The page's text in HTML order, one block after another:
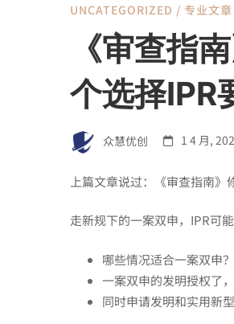
《审
查
指
南》
修
订
UNCATEGORIZED / 专业文章
《审查指
个选择IPR
众慧优创 1 4 月,
上篇文章说过：《审查指南》
走新规下的一案双申，IPR可
哪些情况适合一案双申
一案双申的发明授权了
同时申请发明和实用新